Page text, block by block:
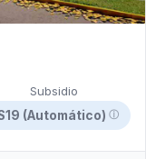
Subsidio
(Automático) ⓘ